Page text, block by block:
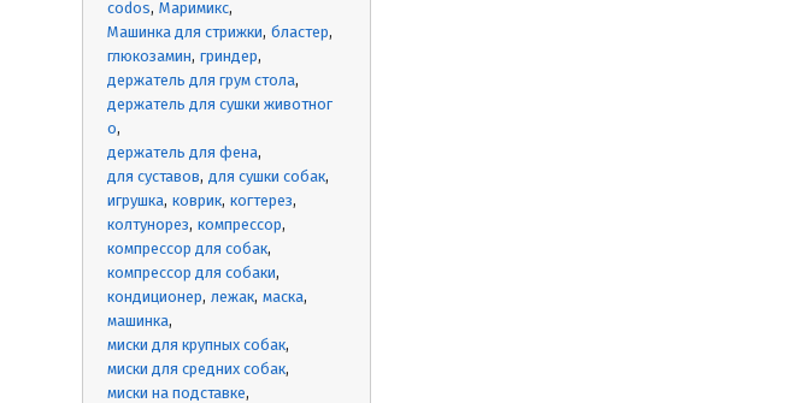
codos Маримикс
Машинка для стрижки бластер
глюкозамин гриндер
держатель для грум стола
держатель для сушки животног
о
держатель для фена
для суставов для сушки собак
игрушка коврик когтерез
колтунорез компрессор
компрессор для собак
компрессор для собаки
кондиционер лежак маска
машинка
миски для крупных собак
миски для средних собак
миски на подставке